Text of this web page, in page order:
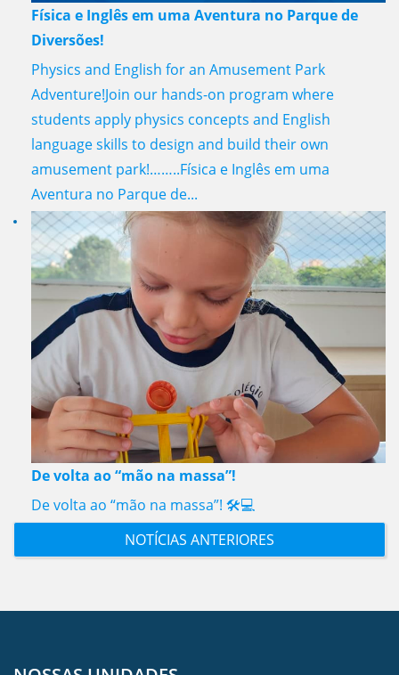
Física e Inglês em uma Aventura no Parque de
Diversões!
Physics and English for an Amusement Park
Adventure!Join our hands-on program where
students apply physics concepts and English
language skills to design and build their own
amusement park!……..Física e Inglês em uma
Aventura no Parque de...
De volta ao “mão na massa”!
De volta ao “mão na massa”! 🛠️💻
NOTÍCIAS ANTERIORES